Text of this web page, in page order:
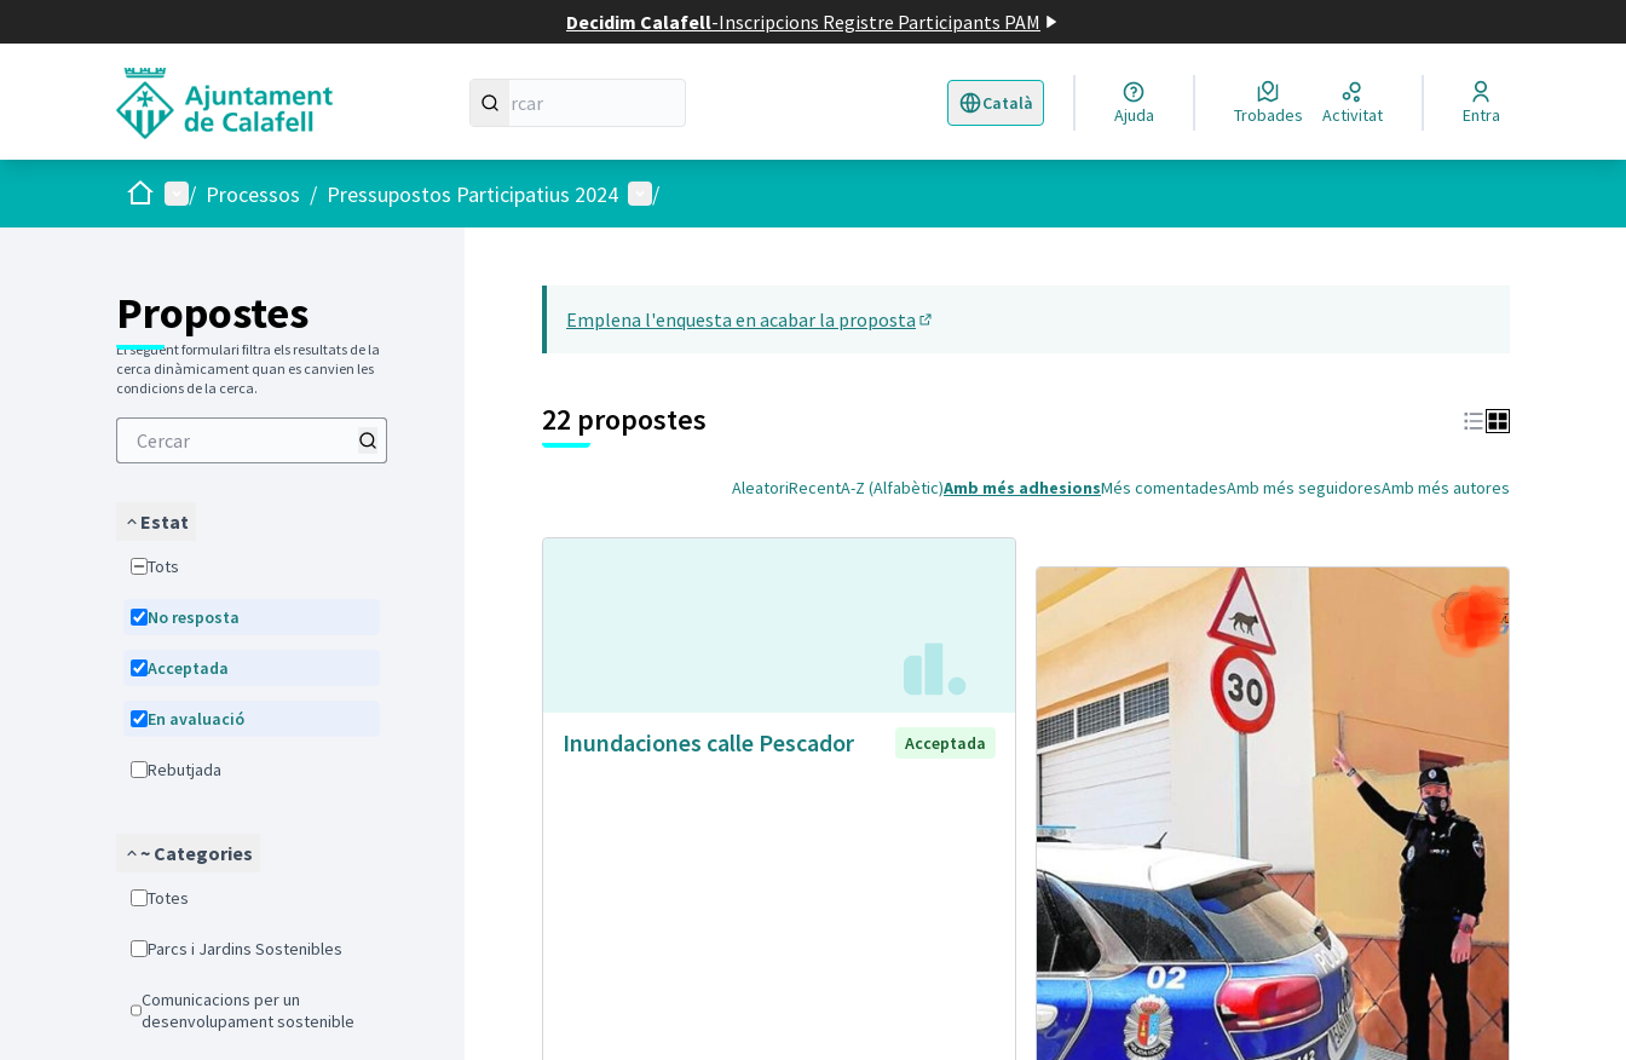
Decidim Calafell-Inscripcions Registre Participants PAM
Català
Triar la llengua Elegir el idioma
Ajuda Trobades Activitat Entra
Inici Menú principal
/ Processos / Pressupostos Participatius 2024 Menú d'usuari
/
Propostes
El següent formulari filtra els resultats de la
cerca dinàmicament quan es canvien les
condicions de la cerca.
Estat
Tots
No resposta
Acceptada
En avaluació
Rebutjada
~ Categories
Totes
Parcs i Jardins Sostenibles
Comunicacions per un
desenvolupament sostenible
Emplena l'enquesta en acabar la proposta
22 propostes
AleatoriRecentA-Z (Alfabètic)Amb més adhesionsMés comentadesAmb més seguidoresAmb més autores
Inundaciones calle Pescador Acceptada